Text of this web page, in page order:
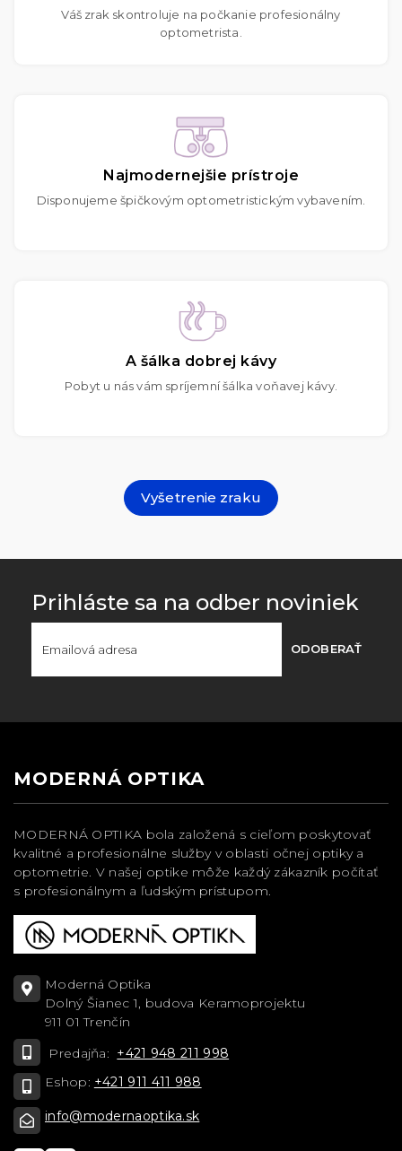
Váš zrak skontroluje na počkanie profesionálny
optometrista.
Najmodernejšie prístroje
Disponujeme špičkovým optometristickým vybavením.
A šálka dobrej kávy
Pobyt u nás vám spríjemní šálka voňavej kávy.
Vyšetrenie zraku
Prihláste sa na odber noviniek
ODOBERAŤ
MODERNÁ OPTIKA
MODERNÁ OPTIKA bola založená s cieľom poskytovať
kvalitné a profesionálne služby v oblasti očnej optiky a
optometrie. V našej optike môže každý zákazník počítať
s profesionálnym a ľudským prístupom.
Moderná Optika
Dolný Šianec 1, budova Keramoprojektu
911 01 Trenčín
Predajňa: +421 948 211 998
Eshop: +421 911 411 988
info@modernaoptika.sk